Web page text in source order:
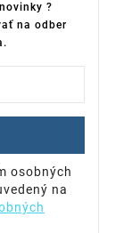
?
na odber
osobných
na